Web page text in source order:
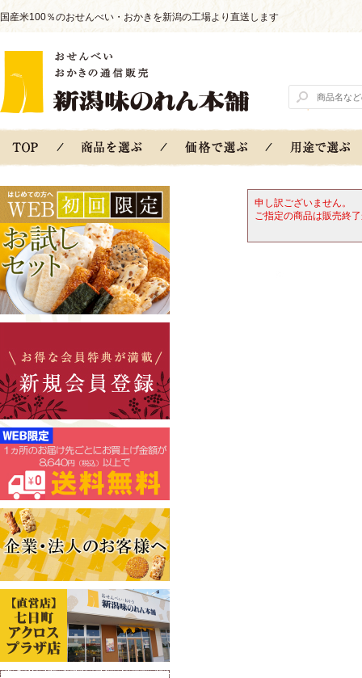
国産米100％のおせんべい・おかきを新潟の工場より直送します
申し訳ございません。
ご指定の商品は販売終